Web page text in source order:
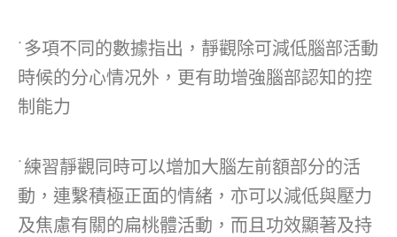
˙多項不同的數據指出，靜觀除可減低腦部活動
時候的分心情况外，更有助增強腦部認知的控
制能力
˙練習靜觀同時可以增加大腦左前額部分的活
動，連繫積極正面的情緒，亦可以減低與壓力
及焦慮有關的扁桃體活動，而且功效顯著及持